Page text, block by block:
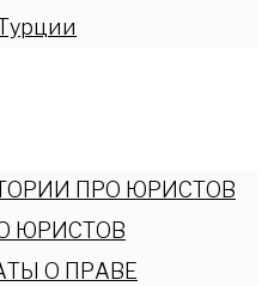
ПРО ЮРИСТОВ
ЮРИСТОВ
О ПРАВЕ